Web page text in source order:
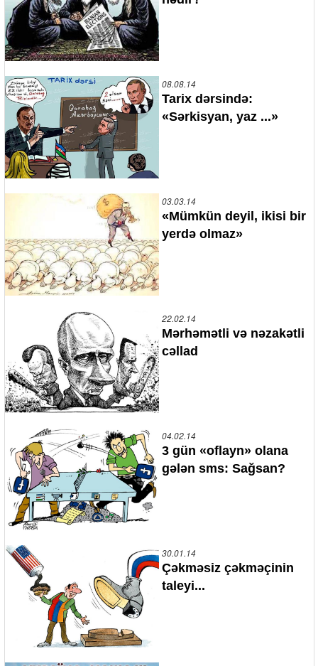
08.08.14
Tarix dərsində:
«Sərkisyan, yaz ...»
03.03.14
«Mümkün deyil, ikisi bir
yerdə olmaz»
22.02.14
Mərhəmətli və nəzakətli
cəllad
04.02.14
3 gün «oflayn» olana
gələn sms: Sağsan?
30.01.14
Çəkməsiz çəkməçinin
taleyi...